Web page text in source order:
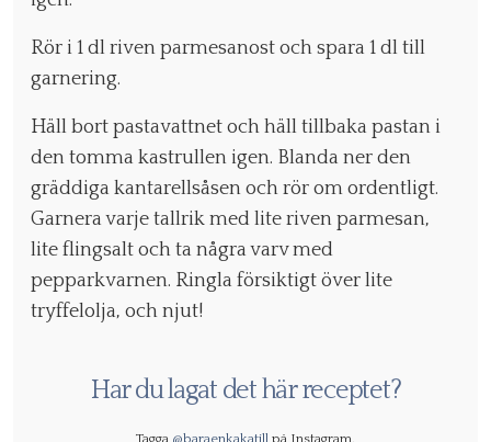
Rör i 1 dl riven parmesanost och spara 1 dl till
garnering.
Häll bort pastavattnet och häll tillbaka pastan i
den tomma kastrullen igen. Blanda ner den
gräddiga kantarellsåsen och rör om ordentligt.
Garnera varje tallrik med lite riven parmesan,
lite flingsalt och ta några varv med
pepparkvarnen. Ringla försiktigt över lite
tryffelolja, och njut!
Har du lagat det här receptet?
Tagga @baraenkakatill på Instagram.